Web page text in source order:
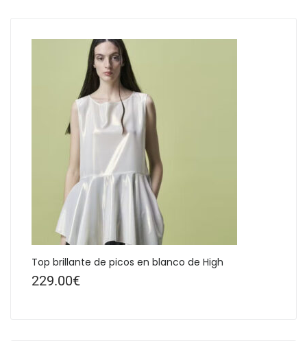
Top brillante de picos en blanco de High
229.00€